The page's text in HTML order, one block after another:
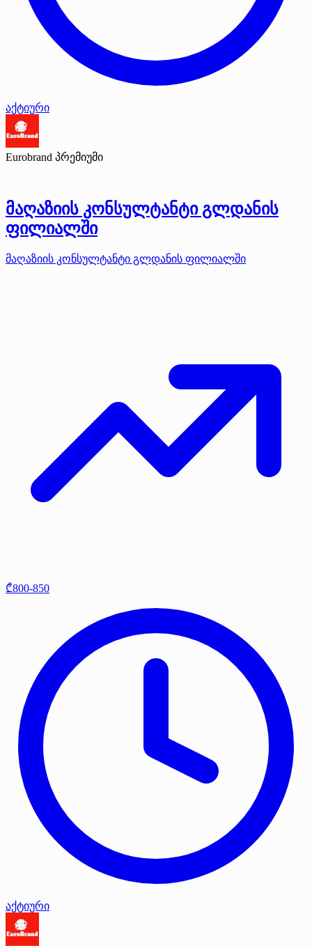
აქტიური
Eurobrand პრემიუმი
მაღაზიის კონსულტანტი გლდანის
ფილიალში
მაღაზიის კონსულტანტი გლდანის ფილიალში
₾800-850
აქტიური